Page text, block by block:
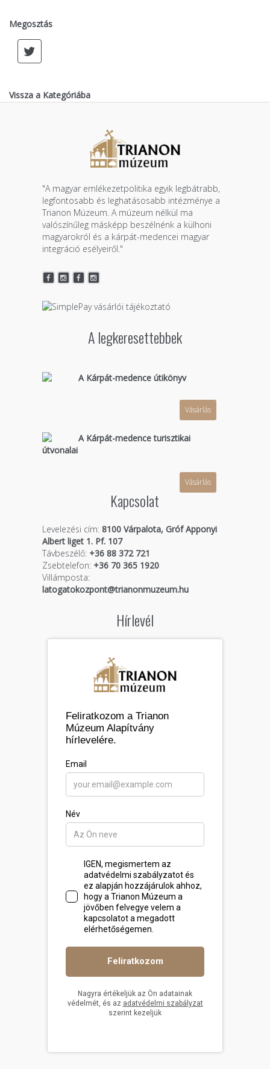
Megosztás
Vissza a Kategóriába
"A magyar emlékezetpolitika egyik legbátrabb,
legfontosabb és leghatásosabb intézménye a
Trianon Múzeum. A múzeum nélkül ma
valószínűleg másképp beszélnénk a külhoni
magyarokról és a kárpát-medencei magyar
integráció esélyeiről."
A legkeresettebbek
A Kárpát-medence útikönyv
Vásárlás
A Kárpát-medence turisztikai
útvonalai
Vásárlás
Kapcsolat
Levelezési cím: 8100 Várpalota, Gróf Apponyi
Albert liget 1. Pf. 107
Távbeszélő:+36 88 372 721
Zsebtelefon:+36 70 365 1920
Villámposta:
latogatokozpont@trianonmuzeum.hu
Hírlevél